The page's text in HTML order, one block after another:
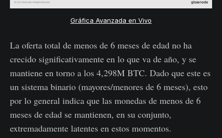
Gráfica Avanzada en Vivo
La oferta total de menos de 6 meses de edad no ha
crecido significativamente en lo que va de año, y se
mantiene en torno a los 4,298M BTC. Dado que este es
un sistema binario (mayores/menores de 6 meses), esto
por lo general indica que las monedas de menos de 6
meses de edad se mantienen, en su conjunto,
extremadamente latentes en estos momentos.